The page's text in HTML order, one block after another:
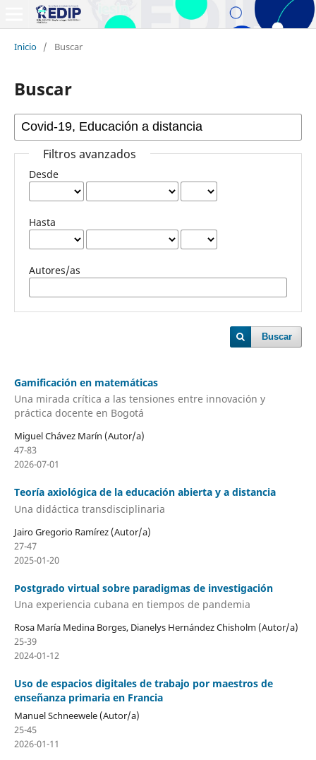
Inicio / Buscar
Buscar
Filtros avanzados
Desde
Hasta
Autores/as
Buscar
Gamificación en matemáticas
Una mirada crítica a las tensiones entre innovación y
práctica docente en Bogotá
Miguel Chávez Marín (Autor/a)
47-83
2026-07-01
Teoría axiológica de la educación abierta y a distancia
Una didáctica transdisciplinaria
Jairo Gregorio Ramírez (Autor/a)
27-47
2025-01-20
Postgrado virtual sobre paradigmas de investigación
Una experiencia cubana en tiempos de pandemia
Rosa María Medina Borges, Dianelys Hernández Chisholm (Autor/a)
25-39
2024-01-12
Uso de espacios digitales de trabajo por maestros de
enseñanza primaria en Francia
Manuel Schneewele (Autor/a)
25-45
2026-01-11